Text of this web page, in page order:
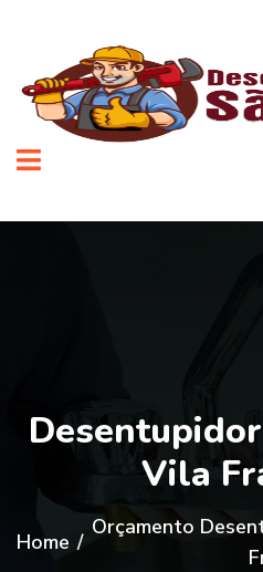
Vila
Home /
Orçamento